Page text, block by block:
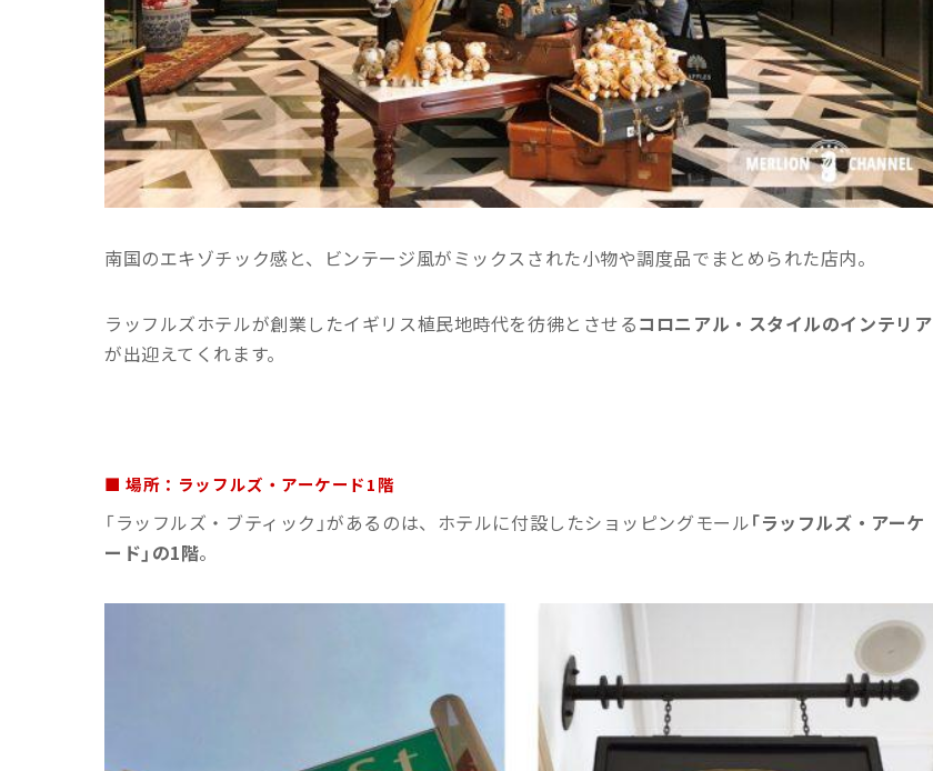
南国のエキゾチック感と、ビンテージ風がミックスされた小物や調度品でまとめられた店内。
ラッフルズホテルが創業したイギリス植民地時代を彷彿とさせるコロニアル・スタイルのインテリア
が出迎えてくれます。
■ 場所：ラッフルズ・アーケード1階
「ラッフルズ・ブティック」があるのは、ホテルに付設したショッピングモール「ラッフルズ・アーケ
ード」の1階。